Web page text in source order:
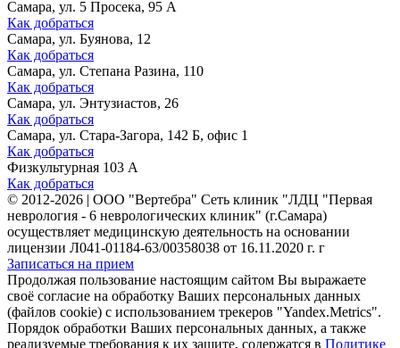
Самара, ул. 5 Просека, 95 А
Как добраться
Самара, ул. Буянова, 12
Как добраться
Самара, ул. Степана Разина, 110
Как добраться
Самара, ул. Энтузиастов, 26
Как добраться
Самара, ул. Стара-Загора, 142 Б, офис 1
Как добраться
Физкультурная 103 А
Как добраться
© 2012-2026 | ООО "Вертебра" Сеть клиник "ЛДЦ "Первая
неврология - 6 неврологических клиник" (г.Самара)
осуществляет медицинскую деятельность на основании
лицензии Л041-01184-63/00358038 от 16.11.2020 г. г
Записаться на прием
Продолжая пользование настоящим сайтом Вы выражаете
своё согласие на обработку Ваших персональных данных
(файлов cookie) с использованием трекеров "Yandex.Metrics".
Порядок обработки Ваших персональных данных, а также
реализуемые требования к их защите, содержатся в Политике